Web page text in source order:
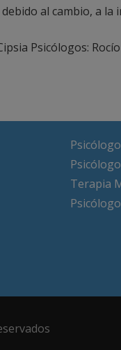
al cambio, a
Psicólogos:
Terapia